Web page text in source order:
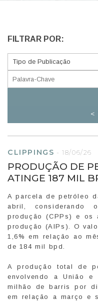
FILTRAR POR:
<
CLIPPINGS -18/06/26
PRODUÇÃO DE
ATINGE 187 MIL
A parcela de petróleo
abril, considerando
produção (CPPs) e os
produção (AIPs). O
1,6% em relação ao
de 184 mil bpd.
A produção total de
envolvendo a União
milhão de barris por
em relação a março e